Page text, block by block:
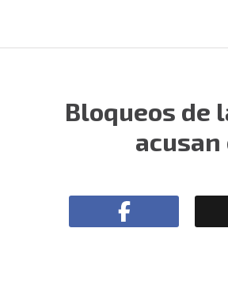
Bloqueos de